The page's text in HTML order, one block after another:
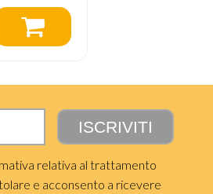
relativa al trattamento
e acconsento a ricevere